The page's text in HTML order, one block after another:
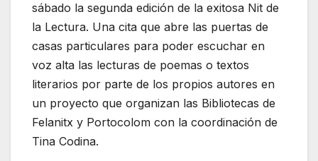
sábado la segunda edición de la exitosa Nit de
la Lectura. Una cita que abre las puertas de
casas particulares para poder escuchar en
voz alta las lecturas de poemas o textos
literarios por parte de los propios autores en
un proyecto que organizan las Bibliotecas de
Felanitx y Portocolom con la coordinación de
Tina Codina.